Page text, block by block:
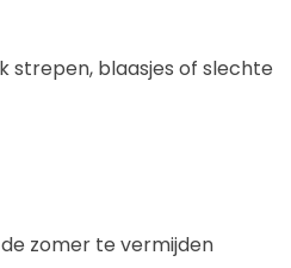
strepen, blaasjes of slechte
zomer te vermijden